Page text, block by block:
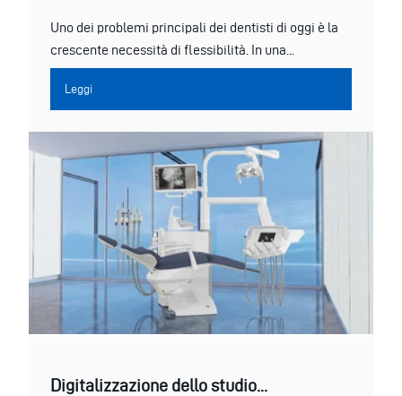
Uno dei problemi principali dei dentisti di oggi è la
crescente necessità di flessibilità. In una...
Leggi
Digitalizzazione dello studio...